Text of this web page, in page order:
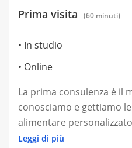
Prima visita (60 minuti)
In studio
Online
La prima consulenza è il
conosciamo e gettiamo
alimentare
Leggi di più